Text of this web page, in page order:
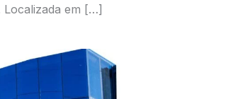
Localizada em […]